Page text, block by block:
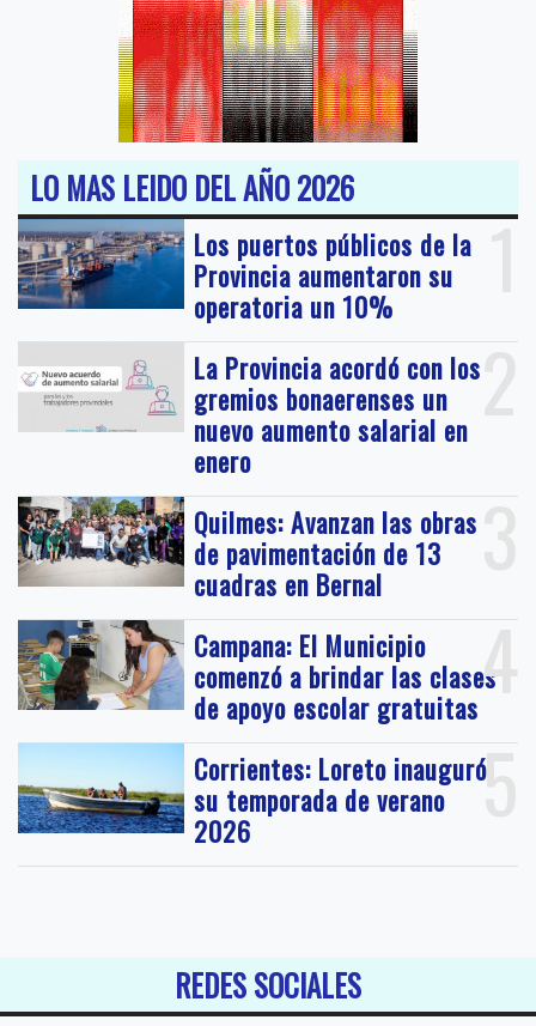
LO MAS LEIDO DEL AÑO 2026
1
Los puertos públicos de la
Provincia aumentaron su
operatoria un 10%
2
La Provincia acordó con los
gremios bonaerenses un
nuevo aumento salarial en
enero
3
Quilmes: Avanzan las obras
de pavimentación de 13
cuadras en Bernal
4
Campana: El Municipio
comenzó a brindar las clases
de apoyo escolar gratuitas
5
Corrientes: Loreto inauguró
su temporada de verano
2026
REDES SOCIALES